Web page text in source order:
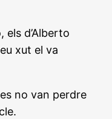
d’Alberto
xut el va
no van perdre